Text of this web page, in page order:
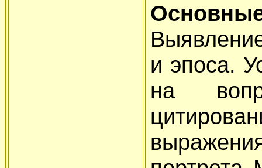
и эпоса.
на